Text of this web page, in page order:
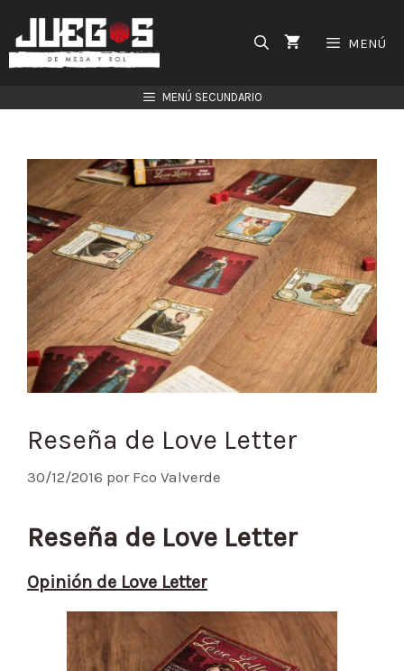
contenido
MENÚ
MENÚ SECUNDARIO
Reseña de Love Letter
30/12/2016 por Fco Valverde
Reseña de Love Letter
Opinión de Love Letter